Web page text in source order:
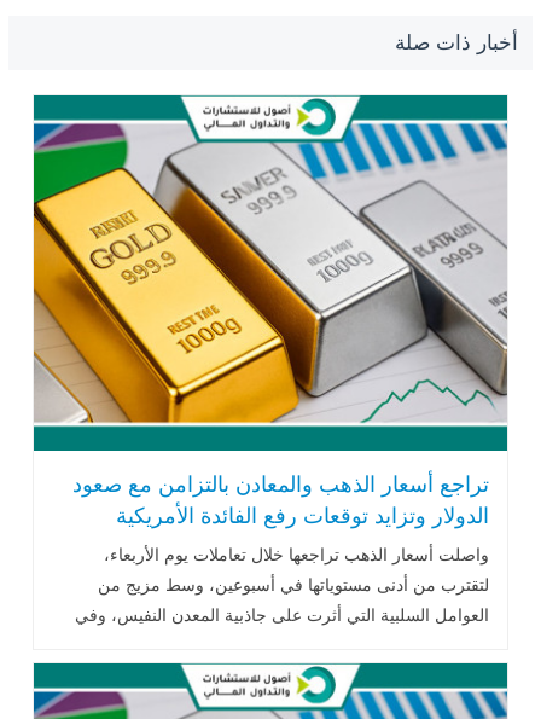
أخبار ذات صلة
تراجع أسعار الذهب والمعادن بالتزامن مع صعود
الدولار وتزايد توقعات رفع الفائدة الأمريكية
واصلت أسعار الذهب تراجعها خلال تعاملات يوم الأربعاء،
لتقترب من أدنى مستوياتها في أسبوعين، وسط مزيج من
العوامل السلبية التي أثرت على جاذبية المعدن النفيس، وفي